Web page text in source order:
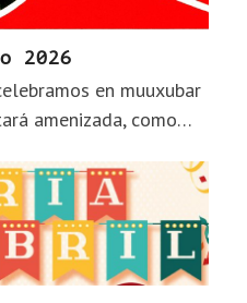
2026
en muuxubar
amenizada, como…